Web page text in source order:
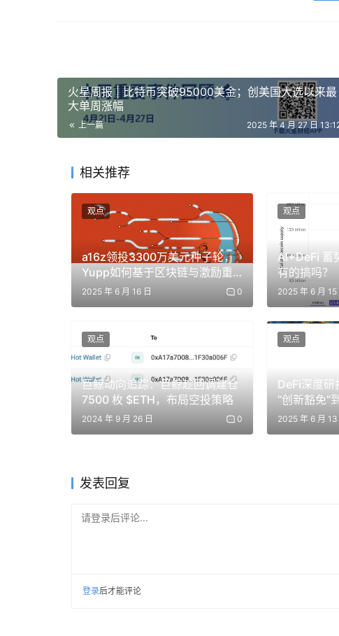
逻辑和数据部署并运行在云服务上，并通过互联网与
型代表就是 Web 应用程序)。
举一个例子，在 2006 年 Google Docs 发布之前，
们将文件导入 Word 完成编辑，然后将编辑好的文
稿，汇总所有人的编辑内容最终形成最终版本。而
将我们带入了一个全新的时代，正如你今天看到的
Google Docs 调用任何被支持的第三方应用程序，
带来的巨大改变。
而私募投融资所涉及到的工作要比文档协作庞杂得
不同的渠道联系投资人，然后和所有意向投资人讨论
管理股权分配等工作。在以 Angellist 为代表的线上
简单的工具手动完成这些工作。随着融资轮次的增加
使用 Angellist 提供的融资工具 (Raise)，初创企业
前可相互调用，整个募资过程可以实现高度自动化。
构表。
升。
财务成本和时间成本。例如 Cap table 管理，正
火星周报 | 比特币突破95000美金；创美国大选以来最
大单周涨幅
上一篇 2025 年 4 月 27 日
相关推荐
a16z领投3300万美元种子轮，
Yupp如何基于区块链与激励重
塑AI评估模式？
2025 年 6 月 16 日 0
观点
AI+DeFi 蓄
有的搞吗？
2025 年 6 月 15
观点
巨鲸动向追踪：巨鲸趁回调建仓
7500 枚 $ETH，布局空投策略
2024 年 9 月 26 日 0
观点
DeFi深度研
“创新豁免”
之夏或再现
2025 年 6 月 13
观点
发表回复
请登录后评论...
登录后才能评论